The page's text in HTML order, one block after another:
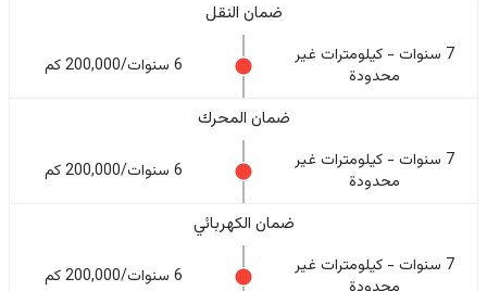
ضمان النقل
7 سنوات - كيلومترات غير
محدودة
6 سنوات/200,000 كم
ضمان المحرك
7 سنوات - كيلومترات غير
محدودة
6 سنوات/200,000 كم
ضمان الكهربائي
7 سنوات - كيلومترات غير
6 سنوات/200,000 كم